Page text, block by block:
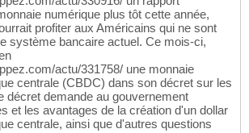
numérique plus tôt cette année,
profiter aux Américains qui ne sont
système bancaire actuel. Ce mois-ci,
actu/331758/ une monnaie
centrale (CBDC) dans son décret sur les
décret demande au gouvernement
et les avantages de la création d'un dollar
centrale, ainsi que d'autres questions